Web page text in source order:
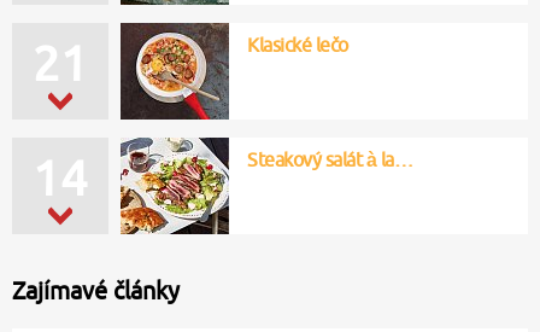
21 Klasické lečo
14 Steakový salát à la…
Zajímavé články